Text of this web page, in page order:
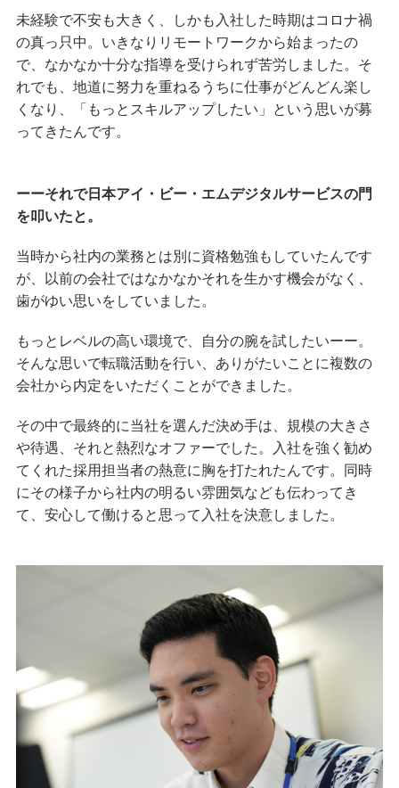
未経験で不安も大きく、しかも入社した時期はコロナ禍
の真っ只中。いきなりリモートワークから始まったの
で、なかなか十分な指導を受けられず苦労しました。そ
れでも、地道に努力を重ねるうちに仕事がどんどん楽し
くなり、「もっとスキルアップしたい」という思いが募
ってきたんです。
ーーそれで日本アイ・ビー・エムデジタルサービスの門
を叩いたと。
当時から社内の業務とは別に資格勉強もしていたんです
が、以前の会社ではなかなかそれを生かす機会がなく、
歯がゆい思いをしていました。
もっとレベルの高い環境で、自分の腕を試したいーー。
そんな思いで転職活動を行い、ありがたいことに複数の
会社から内定をいただくことができました。
その中で最終的に当社を選んだ決め手は、規模の大きさ
や待遇、それと熱烈なオファーでした。入社を強く勧め
てくれた採用担当者の熱意に胸を打たれたんです。同時
にその様子から社内の明るい雰囲気なども伝わってき
て、安心して働けると思って入社を決意しました。